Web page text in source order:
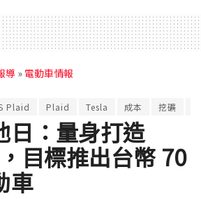
導 » 電動車情報
Plaid Plaid Tesla 成本 挖礦
日：量身打造
目標推出台幣 70
車